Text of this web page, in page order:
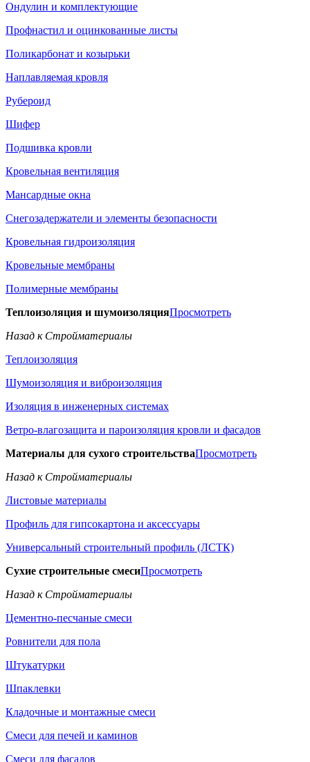
Ондулин и комплектующие
Профнастил и оцинкованные листы
Поликарбонат и козырьки
Наплавляемая кровля
Рубероид
Шифер
Подшивка кровли
Кровельная вентиляция
Мансардные окна
Снегозадержатели и элементы безопасности
Кровельная гидроизоляция
Кровельные мембраны
Полимерные мембраны
Теплоизоляция и шумоизоляцияПросмотреть
Назад к Стройматериалы
Теплоизоляция
Шумоизоляция и виброизоляция
Изоляция в инженерных системах
Ветро-влагозащита и пароизоляция кровли и фасадов
Материалы для сухого строительстваПросмотреть
Назад к Стройматериалы
Листовые материалы
Профиль для гипсокартона и аксессуары
Универсальный строительный профиль (ЛСТК)
Сухие строительные смесиПросмотреть
Назад к Стройматериалы
Цементно-песчаные смеси
Ровнители для пола
Штукатурки
Шпаклевки
Кладочные и монтажные смеси
Смеси для печей и каминов
Смеси для фасадов